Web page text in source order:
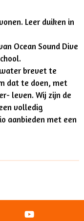
Leer duiken in
Ocean Sound Dive
water brevet te
dat te doen, met
leven. Wij zijn de
volledig
aanbieden met een